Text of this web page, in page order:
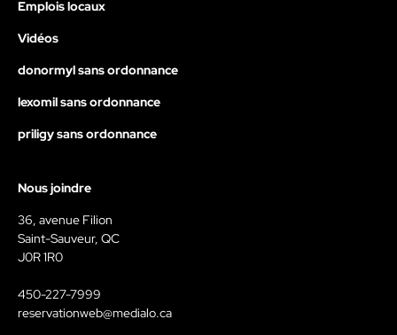
Emplois locaux
Vidéos
donormyl sans ordonnance
lexomil sans ordonnance
priligy sans ordonnance
Nous joindre
36, avenue Filion
Saint-Sauveur, QC
J0R 1R0
450-227-7999
reservationweb@medialo.ca